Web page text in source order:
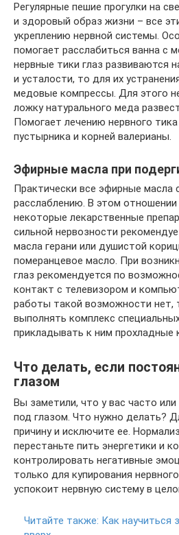
Регулярные пешие прогулки на
и здоровый образ жизни – все
укреплению нервной системы.
помогает расслабиться ванна с
нервные тики глаз развиваются
и усталости, то для их
медовые компрессы. Для этого
ложку натурального меда
Помогает лечению нервного тика
пустырника и корней валерианы.
Эфирные масла при
Практически все эфирные масла
расслаблению. В этом
некоторые лекарственные
сильной нервозности
масла герани или душистой
померанцевое масло. При
глаз рекомендуется по
контакт с телевизором и
работы такой возможности нет,
выполнять комплекс
прикладывать к ним прохладные
Что делать, если
глазом
Вы заметили, что у вас часто
под глазом. Что нужно делать?
причину и исключите ее.
перестаньте пить энергетики и
контролировать негативные
только для купирования
успокоит нервную систему в
Читайте также: Как научиться